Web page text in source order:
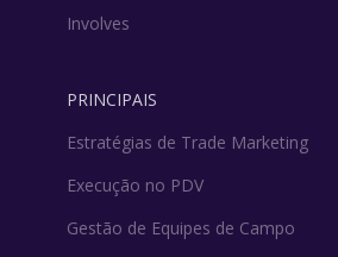
Involves
PRINCIPAIS
Estratégias de Trade Marketing
Execução no PDV
Gestão de Equipes de Campo